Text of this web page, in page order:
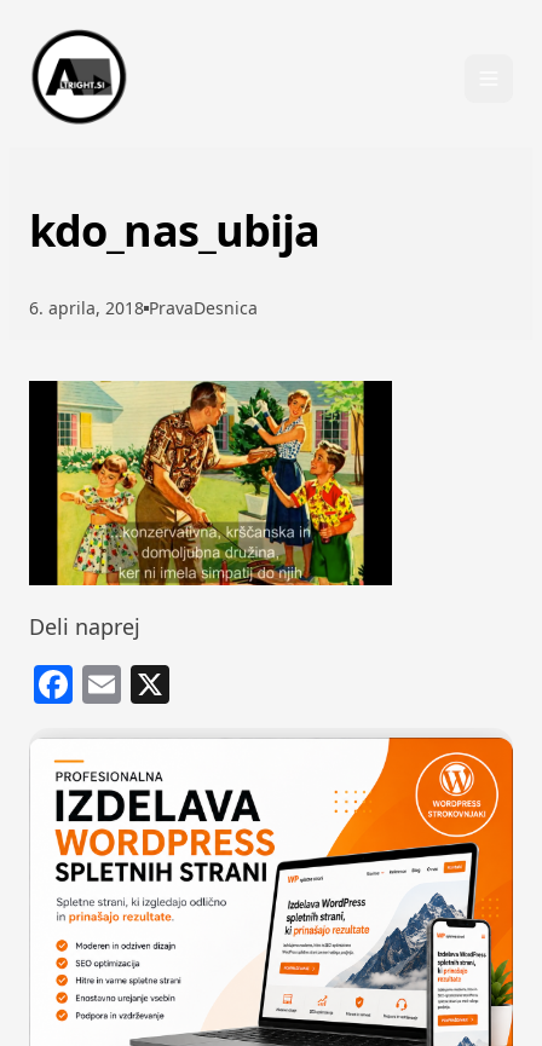
Skip to content
kdo_nas_ubija
6. aprila, 2018 PravaDesnica
Deli naprej
Facebook
Email